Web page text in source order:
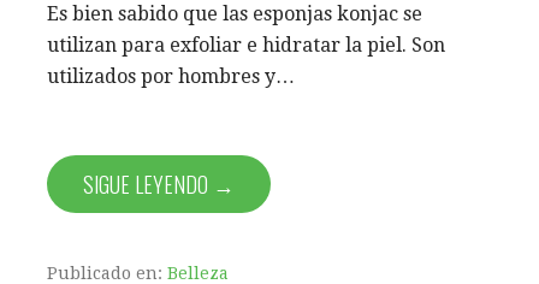
Es bien sabido que las esponjas konjac se
utilizan para exfoliar e hidratar la piel. Son
utilizados por hombres y…
SIGUE LEYENDO →
Publicado en: Belleza